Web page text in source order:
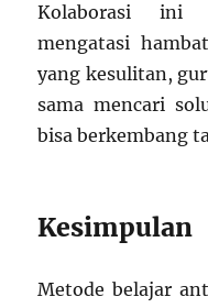
Kolaborasi ini
mengatasi
yang kesulitan,
sama mencari
bisa berkembang
Kesimpulan
Metode belajar